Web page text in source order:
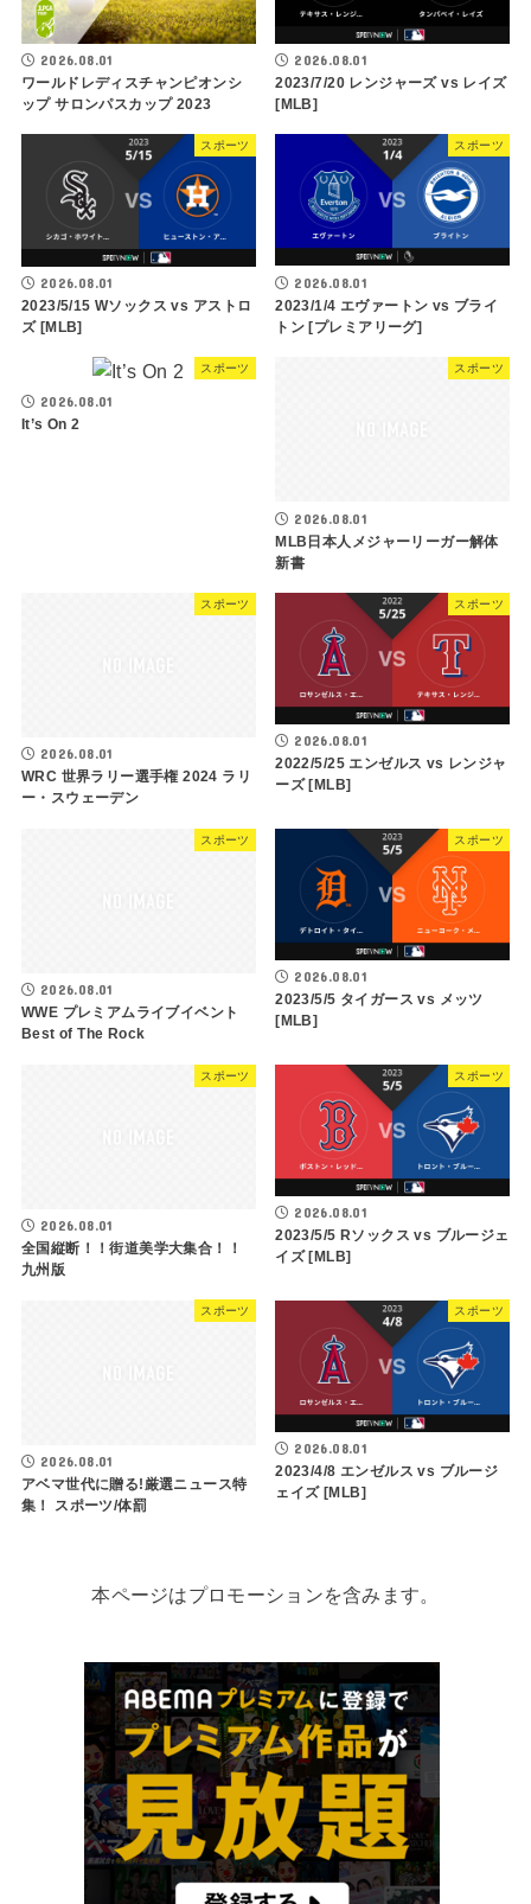
2026.08.01
ワールドレディスチャンピオンシ
ップ サロンパスカップ 2023
2026.08.01
2023/7/20 レンジャーズ vs レイズ
[MLB]
スポーツ
2026.08.01
2023/5/15 Wソックス vs アストロ
ズ [MLB]
スポーツ
2026.08.01
2023/1/4 エヴァートン vs ブライ
トン [プレミアリーグ]
スポーツ
2026.08.01
It’s On 2
スポーツ
2026.08.01
MLB日本人メジャーリーガー解体
新書
スポーツ
2026.08.01
WRC 世界ラリー選手権 2024 ラリ
ー・スウェーデン
スポーツ
2026.08.01
2022/5/25 エンゼルス vs レンジャ
ーズ [MLB]
スポーツ
2026.08.01
WWE プレミアムライブイベント
Best of The Rock
スポーツ
2026.08.01
2023/5/5 タイガース vs メッツ
[MLB]
スポーツ
2026.08.01
全国縦断！！街道美学大集合！！
九州版
スポーツ
2026.08.01
2023/5/5 Rソックス vs ブルージェ
イズ [MLB]
スポーツ
2026.08.01
アベマ世代に贈る!厳選ニュース特
集！ スポーツ/体罰
スポーツ
2026.08.01
2023/4/8 エンゼルス vs ブルージ
ェイズ [MLB]
本ページはプロモーションを含みます。